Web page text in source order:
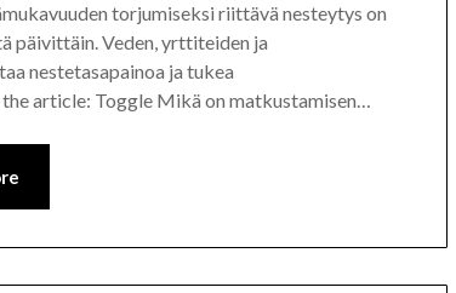
torjumiseksi riittävä nesteytys on
päivittäin. Veden, yrttiteiden ja
nestetasapainoa ja tukea
article: Toggle Mikä on matkustamisen…